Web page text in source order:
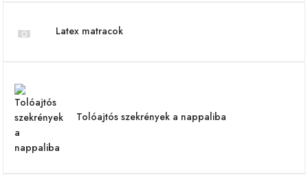
Latex matracok
Tolóajtós szekrények a nappaliba